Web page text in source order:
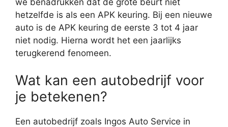
hetzelfde is als een APK keuring. Bij een nieuwe
auto is de APK keuring de eerste 3 tot 4 jaar
niet nodig. Hierna wordt het een jaarlijks
terugkerend fenomeen.
Wat kan een autobedrijf voor
je betekenen?
Een autobedrijf zoals Ingos Auto Service in